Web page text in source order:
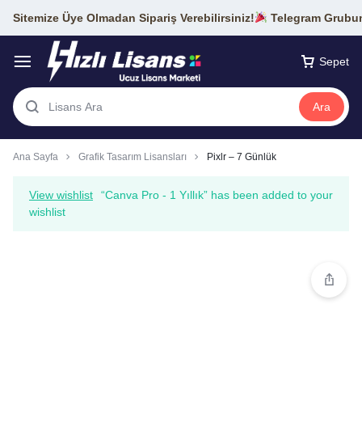
Sitemize Üye Olmadan Sipariş Verebilirsiniz! Telegram
Sepet
Ara
Ana Sayfa Grafik Tasarım Lisansları Pixlr – 7 Günlük
View wishlist
“Canva Pro - 1 Yıllık” has been added to your
wishlist